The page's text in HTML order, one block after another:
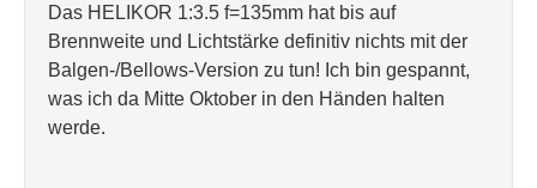
Das HELIKOR 1:3.5 f=135mm hat bis auf
Brennweite und Lichtstärke definitiv nichts mit der
Balgen-/Bellows-Version zu tun! Ich bin gespannt,
was ich da Mitte Oktober in den Händen halten
werde.